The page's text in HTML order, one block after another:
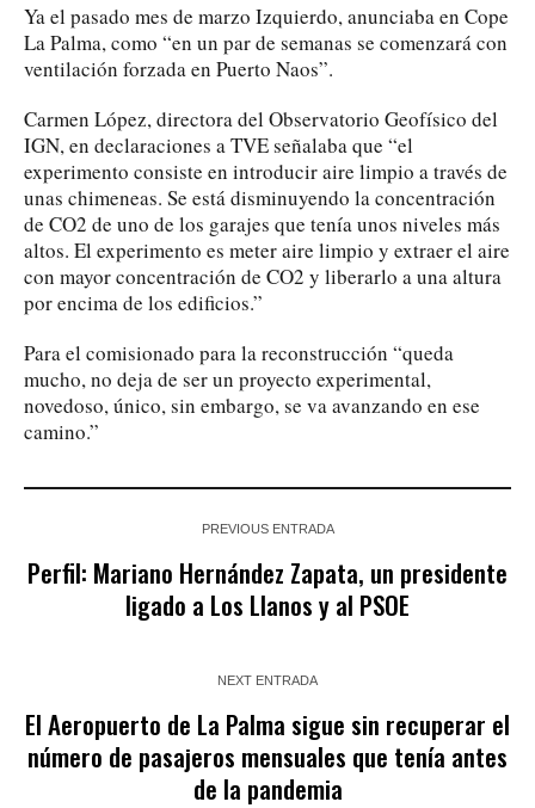
Ya el pasado mes de marzo Izquierdo, anunciaba en Cope
La Palma, como “en un par de semanas se comenzará con
ventilación forzada en Puerto Naos”.
Carmen López, directora del Observatorio Geofísico del
IGN, en declaraciones a TVE señalaba que “el
experimento consiste en introducir aire limpio a través de
unas chimeneas. Se está disminuyendo la concentración
de CO2 de uno de los garajes que tenía unos niveles más
altos. El experimento es meter aire limpio y extraer el aire
con mayor concentración de CO2 y liberarlo a una altura
por encima de los edificios.”
Para el comisionado para la reconstrucción “queda
mucho, no deja de ser un proyecto experimental,
novedoso, único, sin embargo, se va avanzando en ese
camino.”
PREVIOUS ENTRADA
Perfil: Mariano Hernández Zapata, un presidente
ligado a Los Llanos y al PSOE
NEXT ENTRADA
El Aeropuerto de La Palma sigue sin recuperar el
número de pasajeros mensuales que tenía antes
de la pandemia